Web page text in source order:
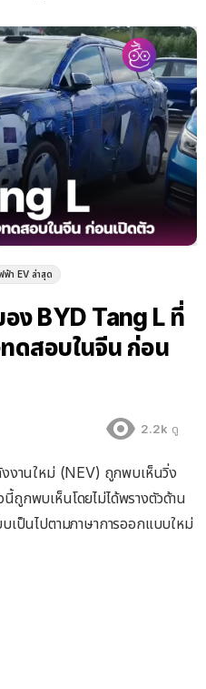
ฟ้า EV ล่าสุด
ง BYD Tang L ที่
ดสอบในจีน ก่อน
2.2k ดู
งานใหม่ (NEV) ถูกพบเห็นวิ่ง
กพบเห็นโดยไม่ได้พรางตัวด้าน
เป็นไปตามภาษาการออกแบบใหม่